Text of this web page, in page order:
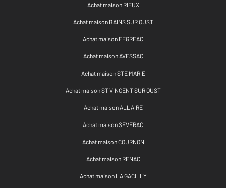
Achat maison RIEUX
Achat maison BAINS SUR OUST
Achat maison FEGREAC
Achat maison AVESSAC
Achat maison STE MARIE
Achat maison ST VINCENT SUR OUST
Achat maison ALLAIRE
Achat maison SEVERAC
Achat maison COURNON
Achat maison RENAC
Achat maison LA GACILLY